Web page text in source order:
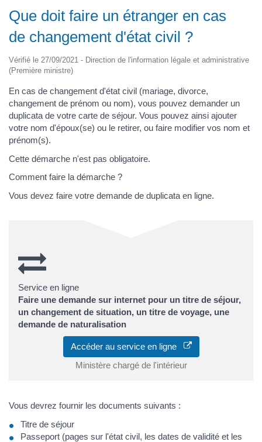
Que doit faire un étranger en cas
de changement d'état civil ?
Vérifié le 27/09/2021 - Direction de l'information légale et administrative
(Première ministre)
En cas de changement d'état civil (mariage, divorce,
changement de prénom ou nom), vous pouvez demander un
duplicata de votre carte de séjour. Vous pouvez ainsi ajouter
votre nom d'époux(se) ou le retirer, ou faire modifier vos nom et
prénom(s).
Cette démarche n'est pas obligatoire.
Comment faire la démarche ?
Vous devez faire votre demande de duplicata en ligne.
Service en ligne
Faire une demande sur internet pour un titre de séjour,
un changement de situation, un titre de voyage, une
demande de naturalisation
Accéder au service en ligne
Ministère chargé de l'intérieur
Vous devrez fournir les documents suivants :
Titre de séjour
Passeport (pages sur l'état civil, les dates de validité et les